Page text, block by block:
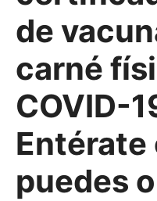
de
carné
COVID-
Entérate
puedes